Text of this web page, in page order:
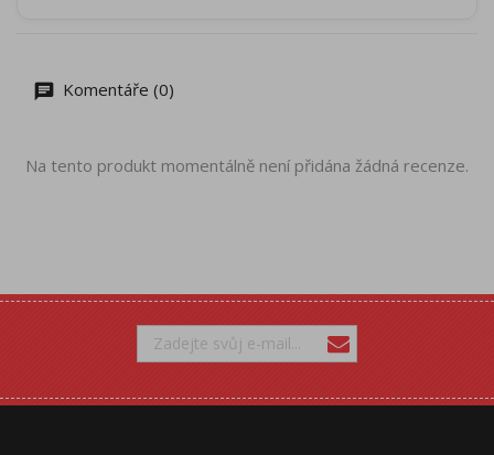
Komentáře (0)
Na tento produkt momentálně není přidána žádná recenze.